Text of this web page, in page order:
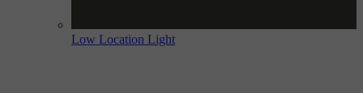
Low Location Light